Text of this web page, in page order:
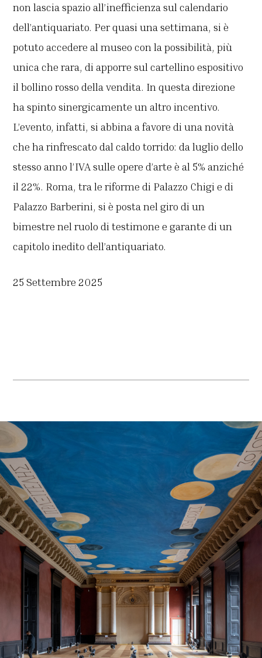
non lascia spazio all’inefficienza sul calendario
dell’antiquariato. Per quasi una settimana, si è
potuto accedere al museo con la possibilità, più
unica che rara, di apporre sul cartellino espositivo
il bollino rosso della vendita. In questa direzione
ha spinto sinergicamente un altro incentivo.
L’evento, infatti, si abbina a favore di una novità
che ha rinfrescato dal caldo torrido: da luglio dello
stesso anno l’IVA sulle opere d’arte è al 5% anziché
il 22%. Roma, tra le riforme di Palazzo Chigi e di
Palazzo Barberini, si è posta nel giro di un
bimestre nel ruolo di testimone e garante di un
capitolo inedito dell’antiquariato.
25 Settembre 2025